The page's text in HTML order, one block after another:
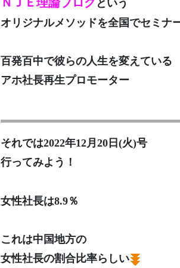
という
オリジナルメソッドを全国でセミナ
百発百中で彼らの人生を変えている
アホ社長再生プロモーター
それでは2022年12月20日(火)号
行ってみよう！
女性社長は8.9％
これは中国地方の
女性社長の割合比率らしい